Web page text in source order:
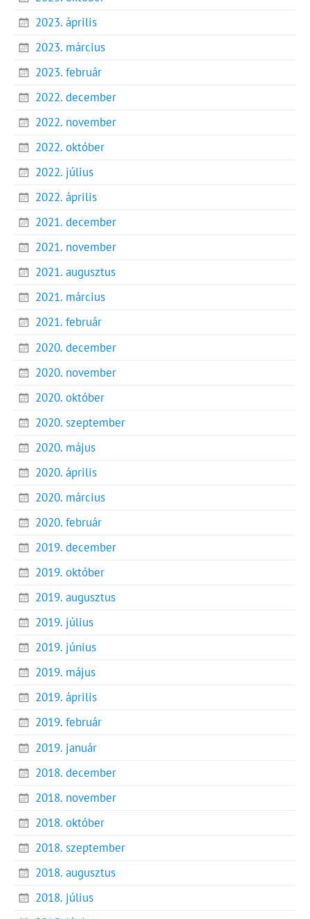
2023. április
2023. március
2023. február
2022. december
2022. november
2022. október
2022. július
2022. április
2021. december
2021. november
2021. augusztus
2021. március
2021. február
2020. december
2020. november
2020. október
2020. szeptember
2020. május
2020. április
2020. március
2020. február
2019. december
2019. október
2019. augusztus
2019. július
2019. június
2019. május
2019. április
2019. február
2019. január
2018. december
2018. november
2018. október
2018. szeptember
2018. augusztus
2018. július